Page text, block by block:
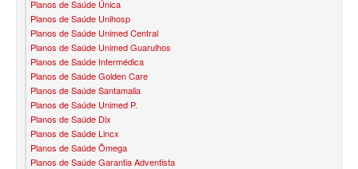
SANTARIS PLANO DE SAÚDE FAMILIAR
SÃO CRISTOVÃO PLANO DE SAÚDE FAMILIAR
SÃO MIGUEL PLANO DE SAÚDE FAMILIAR
STA CASA MAUÁ PLANO DE SAÚDE FAMILIAR
TOTAL MEDCARE PLANO DE SAÚDE FAMILIAR
Planos de Saúde Única
Planos de Saúde Unihosp
Planos de Saúde Unimed Central
Planos de Saúde Unimed Guarulhos
Planos de Saúde Intermédica
Planos de Saúde Golden Care
Planos de Saúde Santamalia
Planos de Saúde Unimed P.
Planos de Saúde Dix
Planos de Saúde Lincx
Planos de Saúde Ômega
Planos de Saúde Garantia Adventista